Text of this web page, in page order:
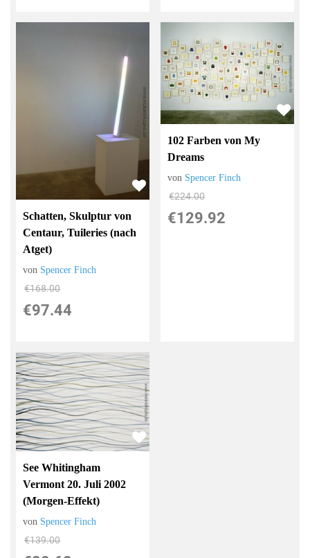
Schatten, Skulptur von
Centaur, Tuileries (nach
Atget)
von Spencer Finch
€168.00
€97.44
102 Farben von My
Dreams
von Spencer Finch
€224.00
€129.92
See Whitingham
Vermont 20. Juli 2002
(Morgen-Effekt)
von Spencer Finch
€139.00